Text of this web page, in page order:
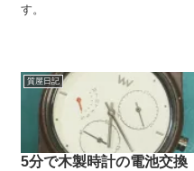
す。
質屋日記
5分で木製時計の電池交換